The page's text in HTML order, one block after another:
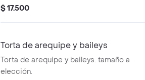
$ 17.500
Torta de arequipe y baileys
Torta de arequipe y baileys. tamaño a
elección.